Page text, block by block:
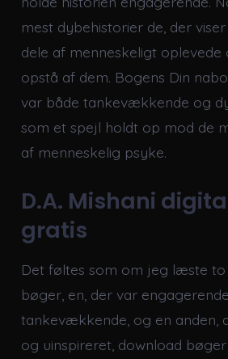
mest dybehistorier de, der
dele af menneskeligt oplevede
opstå af dem. Bogens Din
var både tankevækkende og
som et spejl holdt op mod de
af menneskelig psyke.
D.A. Mishani
gratis
Det føltes som om jeg læste to
bøger, en, der var
tankevækkende, og en anden,
og uinspireret, download